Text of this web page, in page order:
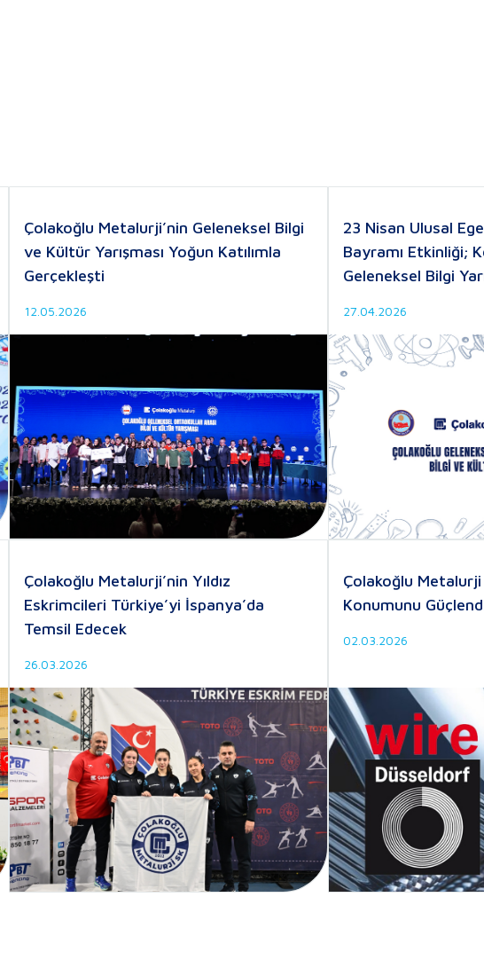
Çolakoğlu Metalurji’nin Geleneksel Bilgi
ve Kültür Yarışması Yoğun Katılımla
Gerçekleşti
12.05.2026
23 Nisan Ulusal
Bayramı Etkinliği;
Geleneksel Bilgi
27.04.2026
Çolakoğlu Metalurji’nin Yıldız
Eskrimcileri Türkiye’yi İspanya’da
Temsil Edecek
26.03.2026
Çolakoğlu
Konumunu
02.03.2026